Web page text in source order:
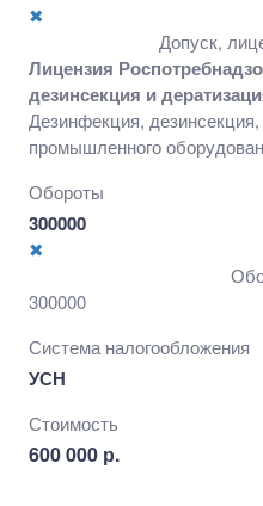
✖
Допуск,
Лицензия
дезинсекция и
Дезинфекция,
промышленного
Обороты
300000
✖
300000
Система налогообложения
УСН
Стоимость
600 000 р.